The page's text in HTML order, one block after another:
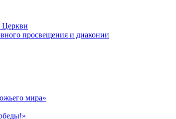
Церкви
просвещения и диаконии
мира»